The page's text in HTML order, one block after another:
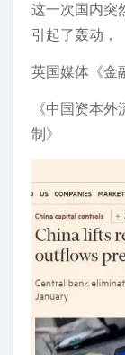
这一次国内突
引起了轰动，
英国媒体《金
《中国资本
制》